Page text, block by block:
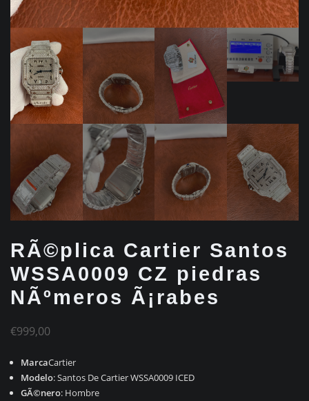
RÃ©plica Cartier Santos
WSSA0009 CZ piedras
NÃºmeros Ã¡rabes
€999,00
MarcaCartier
Modelo: Santos De Cartier WSSA0009 ICED
GÃ©nero: Hombre